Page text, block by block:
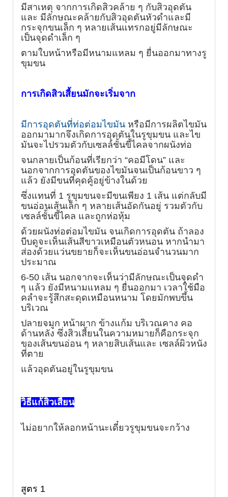
มีสาเหตุ จากการเกิดสิวคล้าย ๆ กับสิวอุดตัน
และ มีลักษณะคล้ายกับสิวอุดตันหัวดำและมี
กระจุกขนเล็ก ๆ หลายเส้นแทรกอยู่มีลักษณะ
เป็นจุดดำเล็ก ๆ
ตามใบหน้าหรือมีหนามแหลม ๆ ยื่นออกมาทางรู
ขุมขน
การเกิดสิวเสี้ยนมักจะเริ่มจาก
มีการอุดตันที่ท่อต่อมไขมัน หรือมีการผลิตไขมัน
ออกมามากจึงเกิดการอุดตันในรูขุมขน และไข
มันจะไปรวมตัวกับเซลล์ชั้นขี้ไคลจากผนังท่อ
จนกลายเป็นก้อนที่เรียกว่า “คอมีโดน” และ
นอกจากการอุดตันของไขมันจนเป็นก้อนขาว ๆ
แล้ว ยังมีขนที่คุดคู้อยู่ข้างในด้วย
ซึ่งแทนที่ 1 รูขุมขนจะมีขนเพียง 1 เส้น แต่กลับมี
ขนอ่อนเส้นเล็ก ๆ หลายเส้นอัดกันอยู่ รวมตัวกับ
เซลล์ชั้นขี้ไคล และถูกห่อหุ้ม
ด้วยผนังท่อต่อมไขมัน จนเกิดการอุดตัน ถ้าลอง
บีบดูจะเห็นเส้นสีขาวเหมือนตัวหนอน หากนำมา
ส่องด้วยแว่นขยายก็จะเห็นขนอ่อนจำนวนมาก
ประมาณ
6-50 เส้น นอกจากจะเห็นว่ามีลักษณะเป็นจุดดำ
ๆ แล้ว ยังมีหนามแหลม ๆ ยื่นออกมา เวลาใช้มือ
คลำจะรู้สึกสะดุดเหมือนหนาม โดยมักพบขึ้น
บริเวณ
ปลายจมูก หน้าผาก ข้างแก้ม บริเวณคาง คอ
ด้านหลัง ซึ่งสิวเสี้ยนในความหมายก็คือกระจุก
ของเส้นขนอ่อน ๆ หลายสิบเส้นและ เซลล์ผิวหนัง
ที่ตาย
แล้วอุดตันอยู่ในรูขุมขน
วิธีแก้สิวเสี้ยน
ไม่อยากให้ลอกหน้านะเดี๋ยวรูขุมขนจะกว้าง
สูตร 1